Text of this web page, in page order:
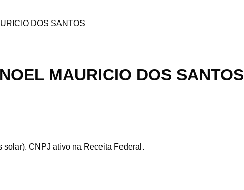
DOS SANTOS
MAURICIO DOS SANTOS
solar). CNPJ ativo na Receita Federal.